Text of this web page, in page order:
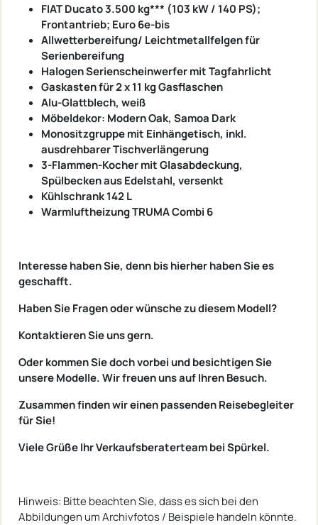
FIAT Ducato 3.500 kg*** (103 kW / 140 PS);
Frontantrieb; Euro 6e-bis
Allwetterbereifung/ Leichtmetallfelgen für
Serienbereifung
Halogen Serienscheinwerfer mit Tagfahrlicht
Gaskasten für 2 x 11 kg Gasflaschen
Alu-Glattblech, weiß
Möbeldekor: Modern Oak, Samoa Dark
Monositzgruppe mit Einhängetisch, inkl.
ausdrehbarer Tischverlängerung
3-Flammen-Kocher mit Glasabdeckung,
Spülbecken aus Edelstahl, versenkt
Kühlschrank 142 L
Warmluftheizung TRUMA Combi 6
Interesse haben Sie, denn bis hierher haben Sie es
geschafft.
Haben Sie Fragen oder wünsche zu diesem Modell?
Kontaktieren Sie uns gern.
Oder kommen Sie doch vorbei und besichtigen Sie
unsere Modelle. Wir freuen uns auf Ihren Besuch.
Zusammen finden wir einen passenden Reisebegleiter
für Sie!
Viele Grüße Ihr Verkaufsberaterteam bei Spürkel.
Hinweis: Bitte beachten Sie, dass es sich bei den
Abbildungen um Archivfotos / Beispiele handeln könnte.